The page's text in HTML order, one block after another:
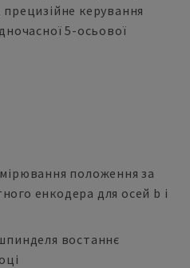
керування
5-осьової
положення за
енкодера для осей b і
востаннє